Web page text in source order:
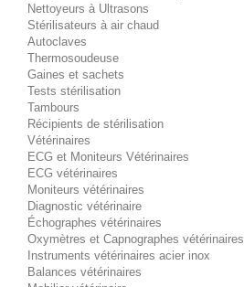
Nettoyeurs à Ultrasons
Stérilisateurs à air chaud
Autoclaves
Thermosoudeuse
Gaines et sachets
Tests stérilisation
Tambours
Récipients de stérilisation
Vétérinaires
ECG et Moniteurs Vétérinaires
ECG vétérinaires
Moniteurs vétérinaires
Diagnostic vétérinaire
Échographes vétérinaires
Oxymètres et Capnographes vétérinaires
Instruments vétérinaires acier inox
Balances vétérinaires